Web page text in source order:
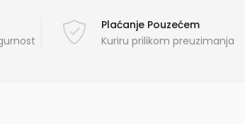
Plaćanje Pouzećem
Kuriru prilikom preuzimanja